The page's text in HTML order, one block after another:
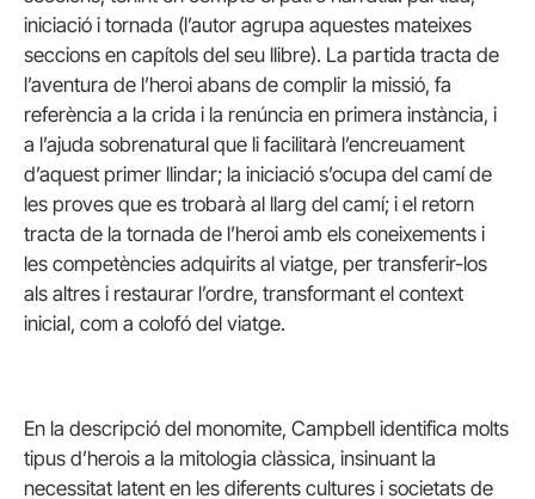
iniciació i tornada (l’autor agrupa aquestes mateixes
seccions en capítols del seu llibre). La partida tracta de
l’aventura de l’heroi abans de complir la missió, fa
referència a la crida i la renúncia en primera instància, i
a l’ajuda sobrenatural que li facilitarà l’encreuament
d’aquest primer llindar; la iniciació s’ocupa del camí de
les proves que es trobarà al llarg del camí; i el retorn
tracta de la tornada de l’heroi amb els coneixements i
les competències adquirits al viatge, per transferir-los
als altres i restaurar l’ordre, transformant el context
inicial, com a colofó del viatge.
En la descripció del monomite, Campbell identifica molts
tipus d’herois a la mitologia clàssica, insinuant la
necessitat latent en les diferents cultures i societats de